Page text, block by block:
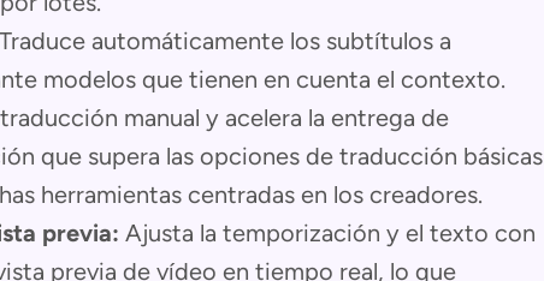
Traduce automáticamente los subtítulos a
modelos que tienen en cuenta el contexto.
manual y acelera la entrega de
que supera las opciones de traducción básicas
herramientas centradas en los creadores.
previa: Ajusta la temporización y el texto con
previa de vídeo en tiempo real, lo que